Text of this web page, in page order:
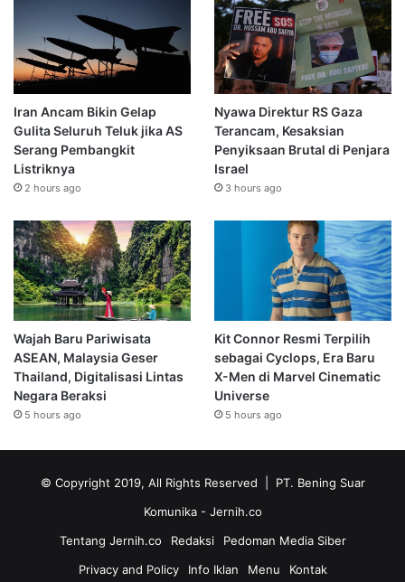
Iran Ancam Bikin Gelap
Gulita Seluruh Teluk jika AS
Serang Pembangkit
Listriknya
2 hours ago
Nyawa Direktur RS Gaza
Terancam, Kesaksian
Penyiksaan Brutal di Penjara
Israel
3 hours ago
Wajah Baru Pariwisata
ASEAN, Malaysia Geser
Thailand, Digitalisasi Lintas
Negara Beraksi
5 hours ago
Kit Connor Resmi Terpilih
sebagai Cyclops, Era Baru
X-Men di Marvel Cinematic
Universe
5 hours ago
© Copyright 2019, All Rights Reserved | PT. Bening Suar
Komunika - Jernih.co
Tentang Jernih.co
Redaksi
Pedoman Media Siber
Privacy and Policy
Info Iklan Menu Kontak